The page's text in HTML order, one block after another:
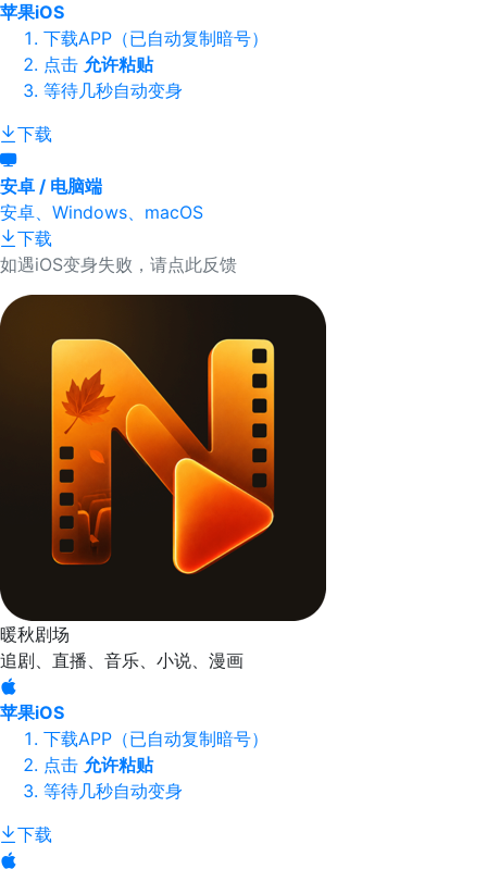
苹果iOS
下载APP（已自动复制暗号）
点击 允许粘贴
等待几秒自动变身
下载
安卓 / 电脑端
安卓、Windows、macOS
下载
如遇iOS变身失败，请点此反馈
暖秋剧场
追剧、直播、音乐、小说、漫画
苹果iOS
下载APP（已自动复制暗号）
点击 允许粘贴
等待几秒自动变身
下载